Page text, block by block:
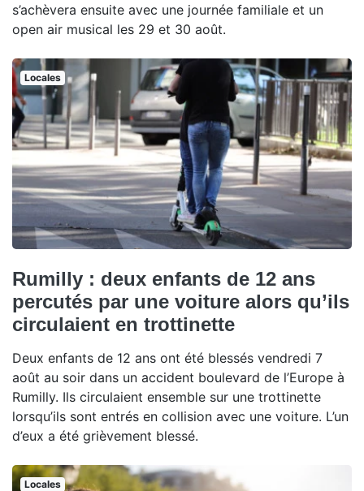
s’achèvera ensuite avec une journée familiale et un
open air musical les 29 et 30 août.
Locales
Rumilly : deux enfants de 12 ans
percutés par une voiture alors qu’ils
circulaient en trottinette
Deux enfants de 12 ans ont été blessés vendredi 7
août au soir dans un accident boulevard de l’Europe à
Rumilly. Ils circulaient ensemble sur une trottinette
lorsqu’ils sont entrés en collision avec une voiture. L’un
d’eux a été grièvement blessé.
Locales